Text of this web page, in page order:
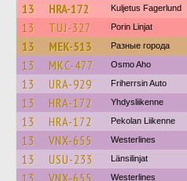
13 HRA-172 Kuljetus Fagerlund
13 TUJ-327 Porin Linjat
13 MEK-513 Разные города
13 MKC-477 Osmo Aho
13 URA-929 Friherrsin Auto
13 HRA-172 Yhdysliikenne
13 HRA-172 Pekolan Liikenne
13 VNX-655 Westerlines
13 USU-233 Länsilinjat
13 VNX-655 Westerlines